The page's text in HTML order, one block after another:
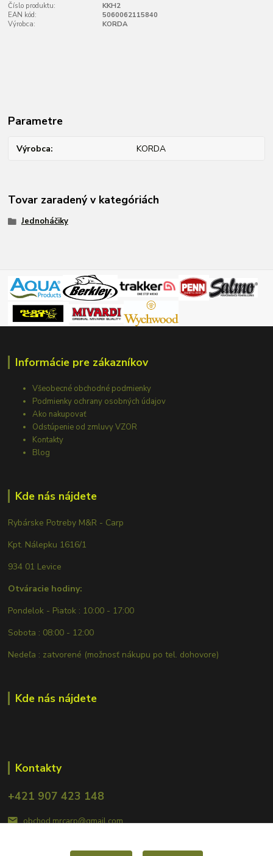
Číslo produktu:
KKH2
EAN kód:
5060062115840
Výrobca:
KORDA
Parametre
Výrobca KORDA
Tovar zaradený v kategóriách
Jednoháčiky
Informácie pre zákazníkov
Všeobecné obchodné podmienky
Podmienky ochrany osobných údajov
Ako nakupovať
Odstúpenie od zmluvy VZOR
Kontakty
Blog
Kde nás nájdete
Rybárske Potreby M&R - Carp
Kpt. Nálepku 1616/1
934 01 Levice
Otváracie hodiny:
Pondelok - Piatok : 10:00 - 17:00
Sobota : 08:00 - 12:00
Nedeľa : zatvorené (možnosť nákupu po tel. dohovore)
Kde nás nájdete
Kontakty
+421 907 423 148
obchod.mrcarp@gmail.com